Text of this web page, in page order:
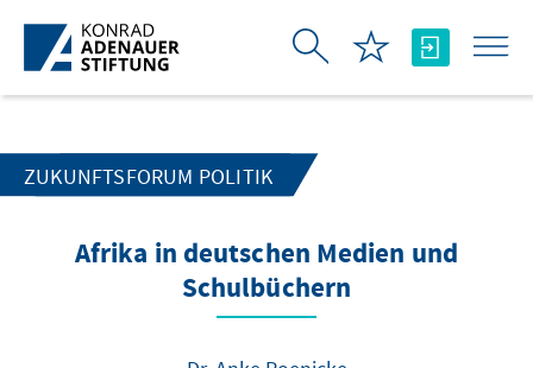
跳转到主内容
ZUKUNFTSFORUM POLITIK
Afrika in deutschen Medien und
Schulbüchern